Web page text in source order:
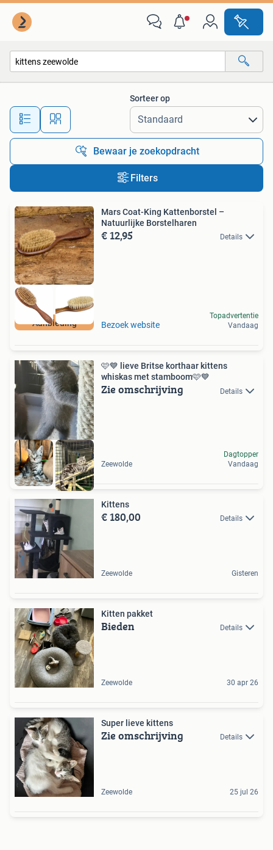
Alle afstanden…
Sorteer op
Bewaar je zoekopdracht
Filters
Aanbieding
Mars Coat-King Kattenborstel –
Natuurlijke Borstelharen
€ 12,95 Details
Bezoek website
Topadvertentie
Vandaag
🩷💙 lieve Britse korthaar kittens
whiskas met stamboom🩷💙
Zie omschrijving Details
Zeewolde
Dagtopper
Vandaag
Kittens
€ 180,00 Details
Zeewolde Gisteren
Kitten pakket
Bieden Details
Zeewolde 30 apr 26
Super lieve kittens
Zie omschrijving Details
Zeewolde 25 jul 26